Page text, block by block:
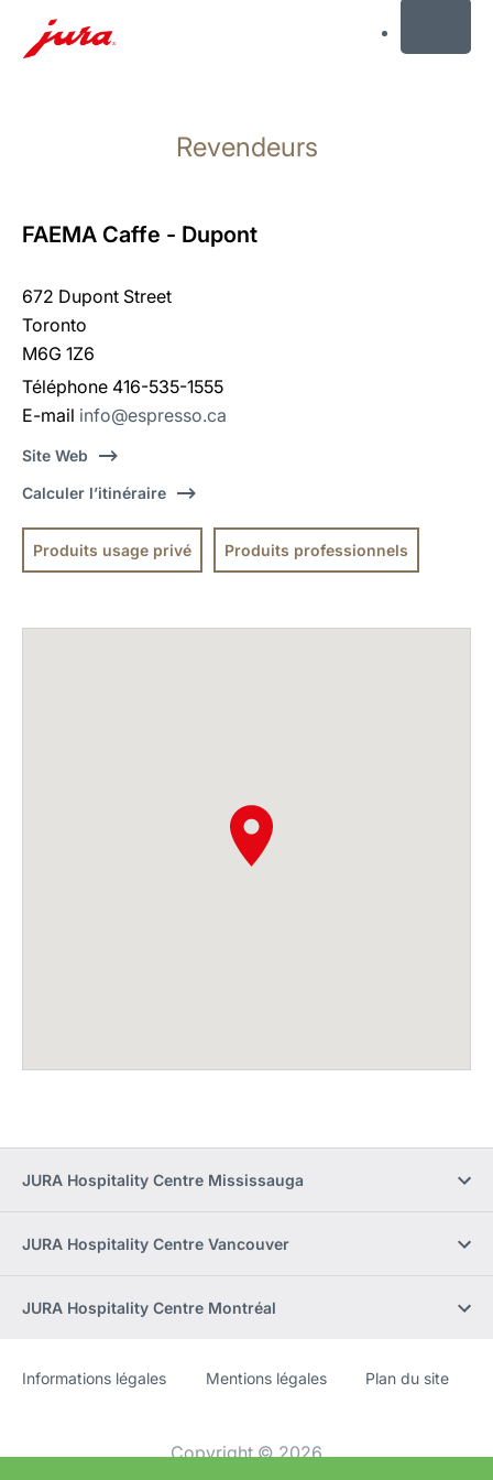
recherche
Revendeurs
FAEMA Caffe - Dupont
672 Dupont Street
Toronto
M6G 1Z6
Téléphone 416-535-1555
E-mail info@espresso.ca
Site Web
Calculer l’itinéraire
Produits usage privé Produits professionnels
JURA Hospitality Centre Mississauga
JURA Hospitality Centre Vancouver
JURA Hospitality Centre Montréal
Site
[Website
Informations légales Mentions légales Plan du site
Copyright © 2026